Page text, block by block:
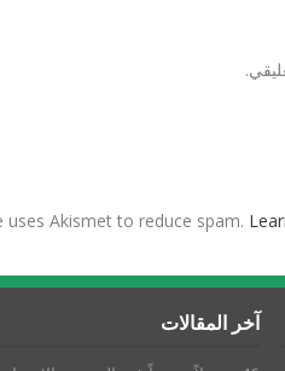
uses Akismet to reduce spam.
آخر المقالات